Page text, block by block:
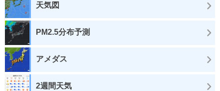
天気図
PM2.5分布予測
アメダス
2週間天気